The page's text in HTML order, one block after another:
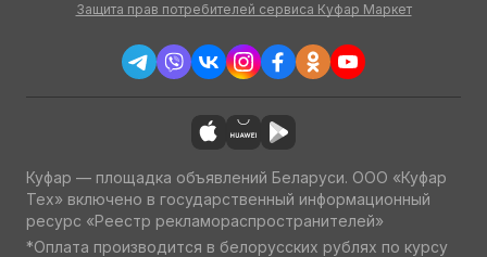
Защита прав потребителей сервиса Куфар Маркет
Куфар — площадка объявлений Беларуси. ООО «Куфар
Тех» включено в государственный информационный
ресурс «Реестр рекламораспространителей»
*Оплата производится в белорусских рублях по курсу